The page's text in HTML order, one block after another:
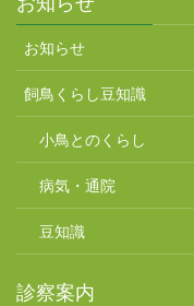
お知らせ
飼鳥くらし豆知識
小鳥とのくらし
病気・通院
豆知識
診察案内